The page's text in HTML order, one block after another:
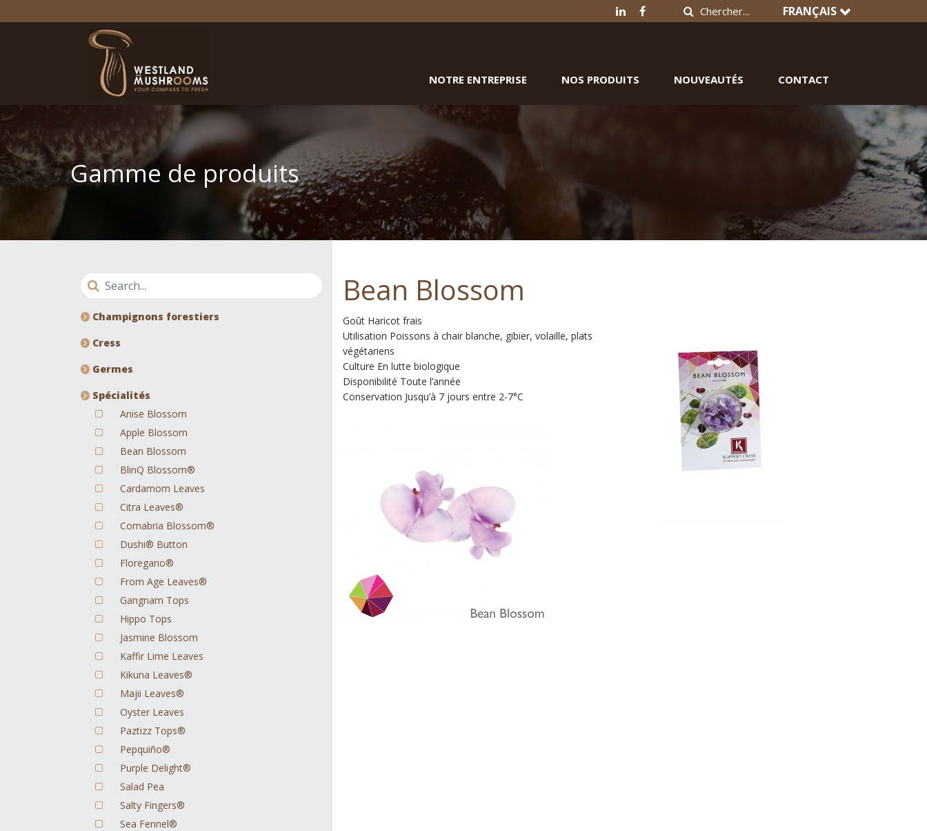
FRANÇAIS
NOTRE ENTREPRISE NOS PRODUITS NOUVEAUTÉS CONTACT
Gamme de produits
Champignons forestiers
Cress
Germes
Spécialités
Anise Blossom
Apple Blossom
Bean Blossom
BlinQ Blossom®
Cardamom Leaves
Citra Leaves®
Cornabria Blossom®
Dushi® Button
Floregano®
From Age Leaves®
Gangnam Tops
Hippo Tops
Jasmine Blossom
Kaffir Lime Leaves
Kikuna Leaves®
Majii Leaves®
Oyster Leaves
Paztizz Tops®
Pepquiño®
Purple Delight®
Salad Pea
Salty Fingers®
Sea Fennel®
Bean Blossom
Goût Haricot frais
Utilisation Poissons à chair blanche, gibier, volaille, plats
végétariens
Culture En lutte biologique
Disponibilité Toute l’année
Conservation Jusqu’à 7 jours entre 2-7°C